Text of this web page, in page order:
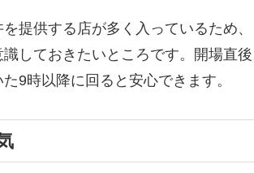
提供する店が多く入っているため、
しておきたいところです。開場直後
9時以降に回ると安心できます。